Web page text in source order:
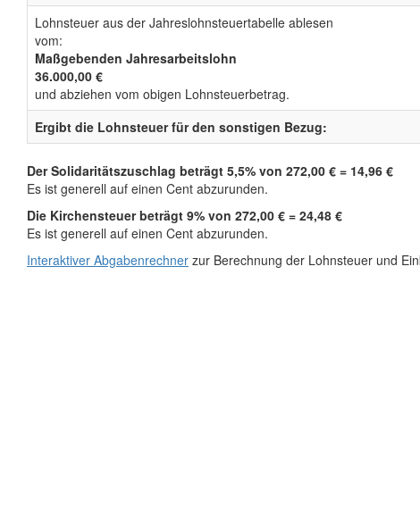
Lohnsteuer aus der Jahreslohnsteuertabelle ablesen
vom:
Maßgebenden Jahresarbeitslohn
36.000,00 €
und abziehen vom obigen Lohnsteuerbetrag.
Ergibt die Lohnsteuer für den sonstigen Bezug:
Der Solidaritätszuschlag beträgt 5,5% von 272,00 € = 14,96 €
Es ist generell auf einen Cent abzurunden.
Die Kirchensteuer beträgt 9% von 272,00 € = 24,48 €
Es ist generell auf einen Cent abzurunden.
Interaktiver Abgabenrechner zur Berechnung der Lohnsteuer und